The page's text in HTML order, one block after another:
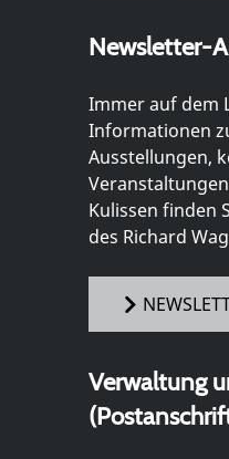
Newsletter-
Immer auf dem
Informationen
Ausstellungen,
Kulissen finden
des Richard
Verwaltung